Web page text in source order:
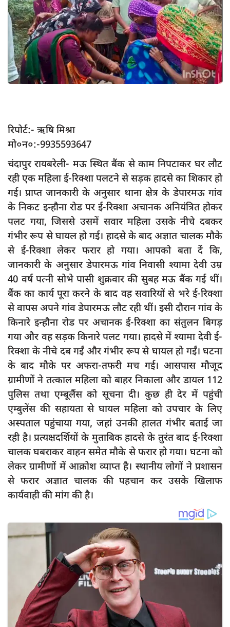
App verify
समस्या
Covid-19
अपराध
स्वास्थ्य
साक्षात्कार
सामाजिक
खेल
latest
प्रशासनिक
दुर्घटना
editors-pick
other
Login
Register
English
रिपोर्ट:- ऋषि मिश्रा
मो०न०:-9935593647
चंदापुर रायबरेली- मऊ स्थित बैंक से काम निपटाकर घर लौट
रही एक महिला ई-रिक्शा पलटने से सड़क हादसे का शिकार हो
गई। प्राप्त जानकारी के अनुसार थाना क्षेत्र के डेपारमऊ गांव
के निकट इन्हौना रोड पर ई-रिक्शा अचानक अनियंत्रित होकर
पलट गया, जिससे उसमें सवार महिला उसके नीचे दबकर
गंभीर रूप से घायल हो गई। हादसे के बाद अज्ञात चालक मौके
से ई-रिक्शा लेकर फरार हो गया। आपको बता दें कि,
जानकारी के अनुसार डेपारमऊ गांव निवासी श्यामा देवी उम्र
40 वर्ष पत्नी सोभे पासी शुक्रवार की सुबह मऊ बैंक गई थीं।
बैंक का कार्य पूरा करने के बाद वह सवारियों से भरे ई-रिक्शा
से वापस अपने गांव डेपारमऊ लौट रही थीं। इसी दौरान गांव के
किनारे इन्हौना रोड पर अचानक ई-रिक्शा का संतुलन बिगड़
गया और वह सड़क किनारे पलट गया। हादसे में श्यामा देवी ई-
रिक्शा के नीचे दब गईं और गंभीर रूप से घायल हो गईं। घटना
के बाद मौके पर अफरा-तफरी मच गई। आसपास मौजूद
ग्रामीणों ने तत्काल महिला को बाहर निकाला और डायल 112
पुलिस तथा एम्बूलैंस को सूचना दी। कुछ ही देर में पहुंची
एम्बुलेंस की सहायता से घायल महिला को उपचार के लिए
अस्पताल पहुंचाया गया, जहां उनकी हालत गंभीर बताई जा
रही है। प्रत्यक्षदर्शियों के मुताबिक हादसे के तुरंत बाद ई-रिक्शा
चालक घबराकर वाहन समेत मौके से फरार हो गया। घटना को
लेकर ग्रामीणों में आक्रोश व्याप्त है। स्थानीय लोगों ने प्रशासन
से फरार अज्ञात चालक की पहचान कर उसके खिलाफ
कार्यवाही की मांग की है।